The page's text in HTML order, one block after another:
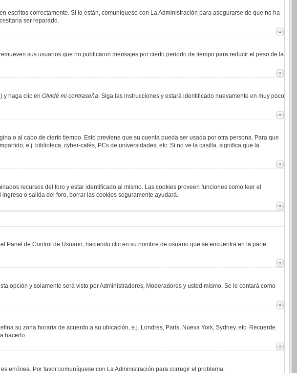
escritos correctamente. Si lo están, comuníquese con La Administración para asegurarse de que no ha
ser reparado.
sus usuarios que no publicaron mensajes por cierto periodo de tiempo para reducir el peso de la
y haga clic en Olvidé mi contraseña. Siga las instrucciones y estará identificado nuevamente en muy poco
o al cabo de cierto tiempo. Esto previene que su cuenta pueda ser usada por otra persona. Para que
e.j. biblioteca, cyber-cafés, PCs de universidades, etc. Si no ve la casilla, significa que la
recursos del foro y estar identificado al mismo. Las cookies proveen funciones como leer el
o salida del foro, borrar las cookies seguramente ayudará.
Panel de Control de Usuario; haciendo clic en su nombre de usuario que se encuentra en la parte
opción y solamente será visto por Administradores, Moderadores y usted mismo. Se le contará como
su zona horaria de acuerdo a su ubicación, e.j. Londres, París, Nueva York, Sydney, etc. Recuerde
hacerlo.
errónea. Por favor comuníquese con La Administración para corregir el problema.